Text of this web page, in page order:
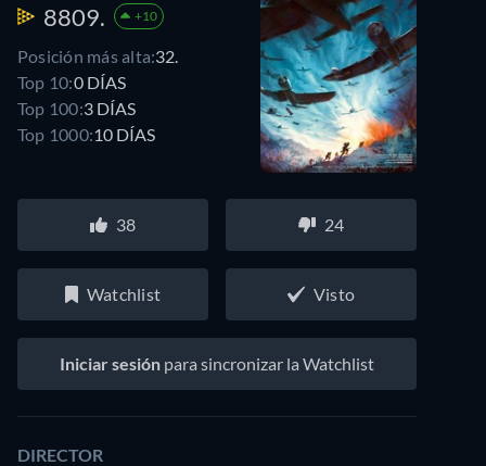
8809. +10
Posición más alta:32.
Top 10:0 DÍAS
Top 100:3 DÍAS
Top 1000:10 DÍAS
38 24
Watchlist Visto
Iniciar sesión para sincronizar la Watchlist
DIRECTOR